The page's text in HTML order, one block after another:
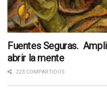
Fuentes Seguras.
abrir la mente
223 COMPARTIDOS